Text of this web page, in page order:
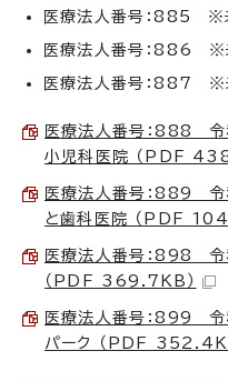
医療法人番号：885 ※
医療法人番号：886 ※
医療法人番号：887 ※
医療法人番号：888
小児科医院 （PDF
医療法人番号：889
と歯科医院 （PDF
医療法人番号：898
（PDF 369.7KB）
医療法人番号：899
パーク （PDF